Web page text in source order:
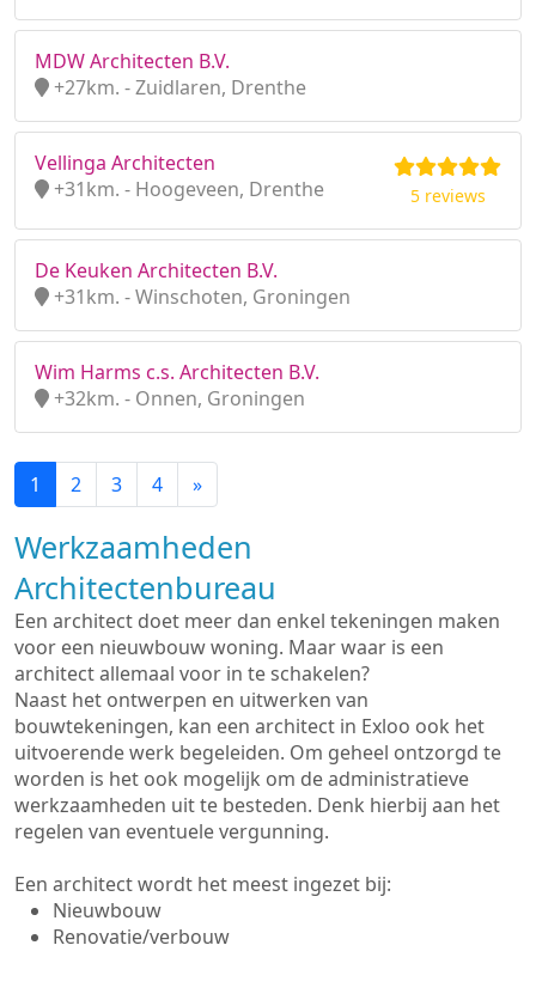
MDW Architecten B.V.
+27km. - Zuidlaren, Drenthe
Vellinga Architecten
+31km. - Hoogeveen, Drenthe
5 reviews
De Keuken Architecten B.V.
+31km. - Winschoten, Groningen
Wim Harms c.s. Architecten B.V.
+32km. - Onnen, Groningen
1 2 3 4 »
Werkzaamheden
Architectenbureau
Een architect doet meer dan enkel tekeningen maken
voor een nieuwbouw woning. Maar waar is een
architect allemaal voor in te schakelen?
Naast het ontwerpen en uitwerken van
bouwtekeningen, kan een architect in Exloo ook het
uitvoerende werk begeleiden. Om geheel ontzorgd te
worden is het ook mogelijk om de administratieve
werkzaamheden uit te besteden. Denk hierbij aan het
regelen van eventuele vergunning.
Een architect wordt het meest ingezet bij:
Nieuwbouw
Renovatie/verbouw